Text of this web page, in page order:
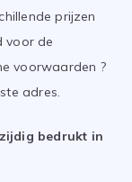
prijzen
voor de
voorwaarden ?
adres.
bedrukt in